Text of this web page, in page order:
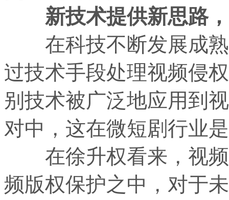
新技术提供新思路，
在科技不断发展成熟
过技术手段处理视频侵
别技术被广泛地应用到
对中，这在微短剧行业
在徐升权看来，视频
频版权保护之中，对于